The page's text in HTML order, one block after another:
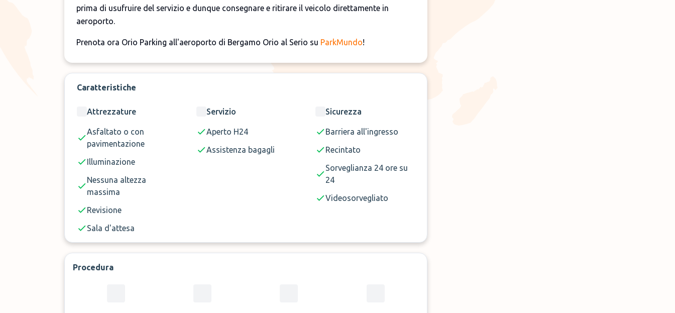
prima di usufruire del servizio e dunque consegnare e ritirare il veicolo direttamente in
aeroporto.
Prenota ora Orio Parking all'aeroporto di Bergamo Orio al Serio su ParkMundo!
Caratteristiche
Attrezzature
Asfaltato o con
pavimentazione
Illuminazione
Nessuna altezza
massima
Revisione
Sala d'attesa
Servizio
Aperto H24
Assistenza bagagli
Sicurezza
Barriera all'ingresso
Recintato
Sorveglianza 24 ore su
24
Videosorvegliato
Procedura